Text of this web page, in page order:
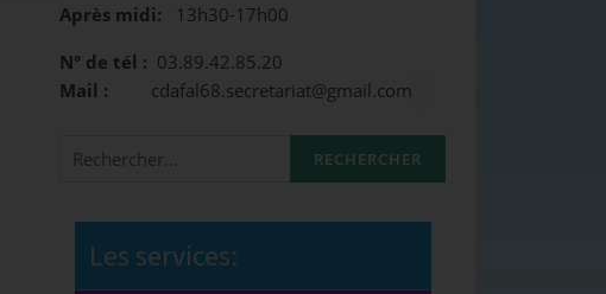
Après midi: 13h30-17h00
N° de tél : 03.89.42.85.20
Mail : cdafal68.secretariat@gmail.com